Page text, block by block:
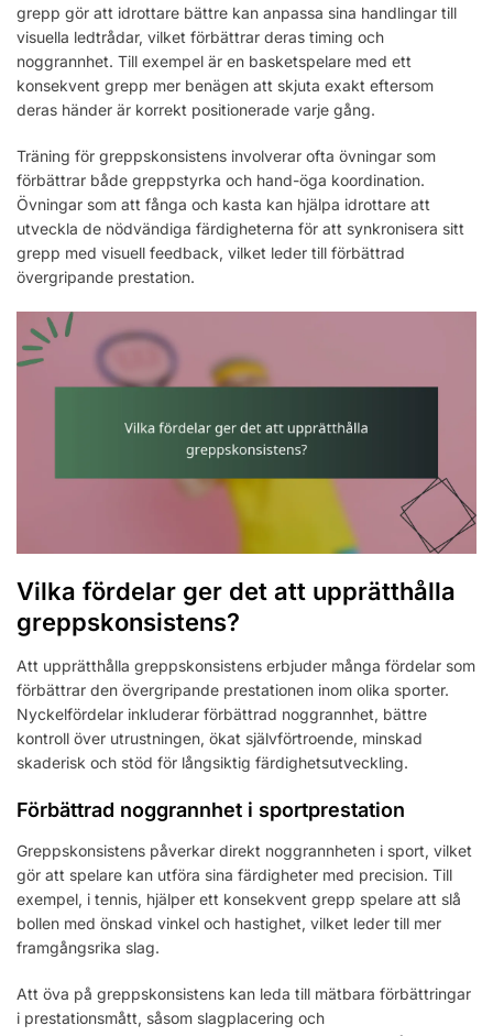
grepp gör att idrottare bättre kan anpassa sina handlingar till
visuella ledtrådar, vilket förbättrar deras timing och
noggrannhet. Till exempel är en basketspelare med ett
konsekvent grepp mer benägen att skjuta exakt eftersom
deras händer är korrekt positionerade varje gång.
Träning för greppskonsistens involverar ofta övningar som
förbättrar både greppstyrka och hand-öga koordination.
Övningar som att fånga och kasta kan hjälpa idrottare att
utveckla de nödvändiga färdigheterna för att synkronisera sitt
grepp med visuell feedback, vilket leder till förbättrad
övergripande prestation.
Vilka fördelar ger det att upprätthålla
greppskonsistens?
Att upprätthålla greppskonsistens erbjuder många fördelar som
förbättrar den övergripande prestationen inom olika sporter.
Nyckelfördelar inkluderar förbättrad noggrannhet, bättre
kontroll över utrustningen, ökat självförtroende, minskad
skaderisk och stöd för långsiktig färdighetsutveckling.
Förbättrad noggrannhet i sportprestation
Greppskonsistens påverkar direkt noggrannheten i sport, vilket
gör att spelare kan utföra sina färdigheter med precision. Till
exempel, i tennis, hjälper ett konsekvent grepp spelare att slå
bollen med önskad vinkel och hastighet, vilket leder till mer
framgångsrika slag.
Att öva på greppskonsistens kan leda till mätbara förbättringar
i prestationsmått, såsom slagplacering och